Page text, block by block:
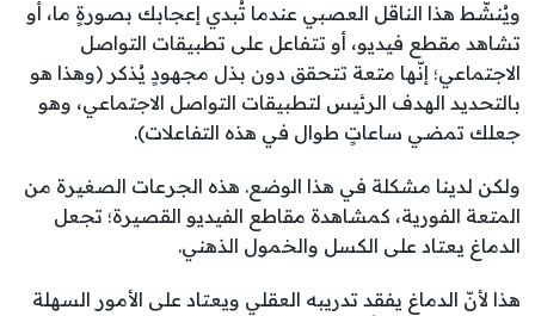
ويُنشّط هذا الناقل العصبي عندما تُبدي إعجابك بصورةٍ ما، أو
تشاهد مقطع فيديو، أو تتفاعل على تطبيقات التواصل
الاجتماعي؛ إنّها متعة تتحقق دون بذل مجهودٍ يُذكر (وهذا هو
بالتحديد الهدف الرئيس لتطبيقات التواصل الاجتماعي، وهو
جعلك تمضي ساعاتٍ طوال في هذه التفاعلات).
ولكن لدينا مشكلة في هذا الوضع. هذه الجرعات الصغيرة من
المتعة الفورية، كمشاهدة مقاطع الفيديو القصيرة؛ تجعل
الدماغ يعتاد على الكسل والخمول الذهني.
هذا لأنّ الدماغ يفقد تدريبه العقلي ويعتاد على الأمور السهلة